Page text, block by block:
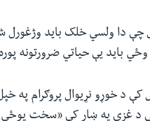
چې دا ولسي‌ خلک باید وژغورل
وځي ‌باید یې حیاتي ضرورتونه
کې د خوړو نړیوال پروګرام په
د غزې په ښار کې «سخت